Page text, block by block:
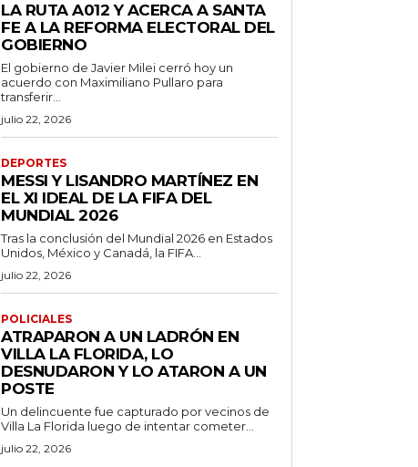
LA RUTA A012 Y ACERCA A SANTA
FE A LA REFORMA ELECTORAL DEL
GOBIERNO
El gobierno de Javier Milei cerró hoy un
acuerdo con Maximiliano Pullaro para
transferir...
julio 22, 2026
DEPORTES
MESSI Y LISANDRO MARTÍNEZ EN
EL XI IDEAL DE LA FIFA DEL
MUNDIAL 2026
Tras la conclusión del Mundial 2026 en Estados
Unidos, México y Canadá, la FIFA...
julio 22, 2026
POLICIALES
ATRAPARON A UN LADRÓN EN
VILLA LA FLORIDA, LO
DESNUDARON Y LO ATARON A UN
POSTE
Un delincuente fue capturado por vecinos de
Villa La Florida luego de intentar cometer...
julio 22, 2026